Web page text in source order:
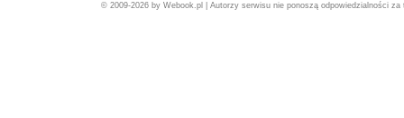
© 2009-2026 by Webook.pl | Autorzy serwisu nie ponoszą odpowiedzialności